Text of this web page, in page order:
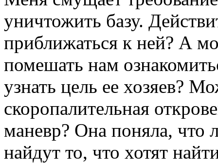
уничтожить базу.
приближаться к ней? А
помешать нам
узнать цель ее хозяев?
скоропалительная
маневр? Она поняла, что
найдут то, что хотят